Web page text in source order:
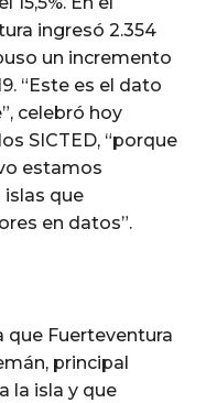
ingresó 2.354
un incremento
“Este es el dato
celebró hoy
SICTED, “porque
estamos
que
en datos”.
que Fuerteventura
principal
la isla y que